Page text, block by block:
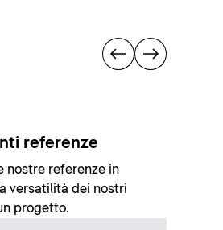
referenze
nostre referenze in
versatilità dei nostri
progetto.